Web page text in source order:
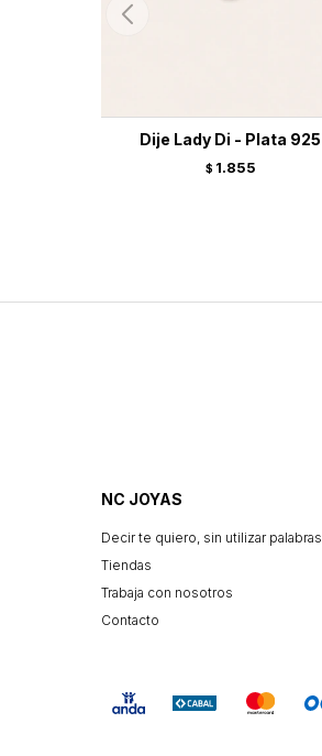
Dije Lady Di - Plata 925
$ 1.855
NC JOYAS
Decir te quiero, sin utilizar palabras
Tiendas
Trabaja con nosotros
Contacto